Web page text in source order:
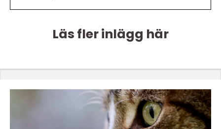
Läs fler inlägg här